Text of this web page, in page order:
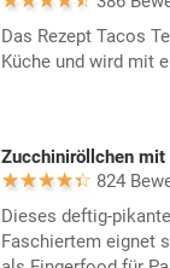
Das Rezept Tacos
Küche und wird mit
Zucchiniröllchen mit
824
Dieses deftig-
Faschiertem eignet